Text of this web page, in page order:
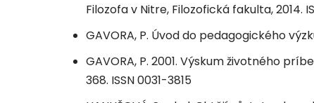
Filozofa v Nitre, Filozofická fakulta,
GAVORA, P. Úvod do pedagogického
GAVORA, P. 2001. Výskum životného
368. ISSN 0031-3815